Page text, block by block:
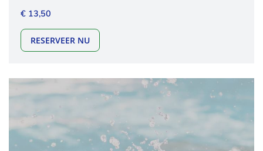
€ 13,50
RESERVEER NUGYMZAAL VERENIGING TERBORGSEWEG